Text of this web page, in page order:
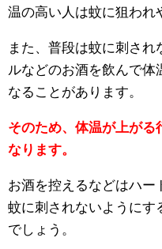
温の高い人は蚊に狙われ
また、普段は蚊に刺さ
ルなどのお酒を飲んで体
なることがあります。
そのため、体温が上がる
なります。
お酒を控えるなどはハー
蚊に刺されないようにす
でしょう。